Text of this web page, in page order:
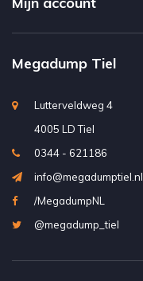
Megadump Tiel
Lutterveldweg 4
4005 LD Tiel
0344 - 621186
info@megadumptiel.nl
/MegadumpNL
@megadump_tiel